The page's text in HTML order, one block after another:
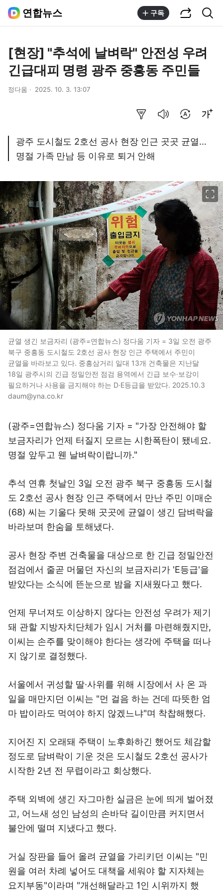
연합뉴스 구독
[현장] "추석에 날벼락" 안전성 우려
긴급대피 명령 광주 중흥동 주민들
정다움 2025. 10. 3. 13:07
광주 도시철도 2호선 공사 현장 인근 곳곳 균열…
명절 가족 만남 등 이유로 퇴거 안해
균열 생긴 보금자리 (광주=연합뉴스) 정다움 기자 = 3일 오전 광주
북구 중흥동 도시철도 2호선 공사 현장 인근 주택에서 주민이
균열을 바라보고 있다. 중흥삼거리 일대 13개 건축물은 지난달
18일 광주시의 긴급 정밀안전 점검 용역에서 긴급 보수·보강이
필요하거나 사용을 금지해야 하는 D·E등급을 받았다. 2025.10.3
daum@yna.co.kr
(광주=연합뉴스) 정다움 기자 = "가장 안전해야 할
보금자리가 언제 터질지 모르는 시한폭탄이 됐네요.
명절 앞두고 웬 날벼락이랍니까."
추석 연휴 첫날인 3일 오전 광주 북구 중흥동 도시철
도 2호선 공사 현장 인근 주택에서 만난 주민 이매순
(68) 씨는 기울다 못해 곳곳에 균열이 생긴 담벼락을
바라보며 한숨을 토해냈다.
공사 현장 주변 건축물을 대상으로 한 긴급 정밀안전
점검에서 줄곧 머물던 자신의 보금자리가 'E등급'을
받았다는 소식에 뜬눈으로 밤을 지새웠다고 했다.
언제 무너져도 이상하지 않다는 안전성 우려가 제기
돼 관할 지방자치단체가 임시 거처를 마련해줬지만,
이씨는 손주를 맞이해야 한다는 생각에 주택을 떠나
지 않기로 결정했다.
서울에서 귀성할 딸·사위를 위해 시장에서 사 온 과
일을 매만지던 이씨는 "먼 걸음 하는 건데 따뜻한 엄
마 밥이라도 먹여야 하지 않겠느냐"며 착찹해했다.
지어진 지 오래돼 주택이 노후화하긴 했어도 체감할
정도로 담벼락이 기운 것은 도시철도 2호선 공사가
시작한 2년 전 무렵이라고 회상했다.
주택 외벽에 생긴 자그마한 실금은 눈에 띄게 벌어졌
고, 어느새 성인 남성의 손바닥 길이만큼 커지면서
불안에 떨며 지냈다고 했다.
거실 장판을 들어 올려 균열을 가리키던 이씨는 "민
원을 여러 차례 넣어도 대책을 세워야 할 지자체는
요지부동"이라며 "개선해달라고 1인 시위까지 했